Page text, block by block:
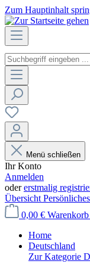
Zum Hauptinhalt
Menü schließen
Ihr Konto
Anmelden
odererstmalig
Übersicht
0,00 €
Home
Deutschland
Zur Kategorie